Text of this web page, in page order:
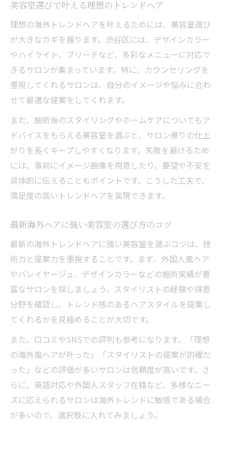
美容室選びで叶える理想のトレンドヘア
理想の海外トレンドヘアを叶えるためには、美容室選び
が大きなカギを握ります。渋谷区には、デザインカラー
やハイライト、ブリーチなど、多彩なメニューに対応で
きるサロンが集まっています。特に、カウンセリングを
重視してくれるサロンは、自分のイメージや悩みに合わ
せて最適な提案をしてくれます。
また、施術後のスタイリングやホームケアについてもア
ドバイスをもらえる美容室を選ぶと、サロン帰りの仕上
がりを長くキープしやすくなります。失敗を避けるため
には、事前にイメージ画像を用意したり、要望や不安を
具体的に伝えることもポイントです。こうした工夫で、
満足度の高いトレンドヘアを実現できます。
最新海外ヘアに強い美容室の選び方のコツ
最新の海外トレンドヘアに強い美容室を選ぶコツは、技
術力と提案力を重視することです。まず、外国人風ヘア
やバレイヤージュ、デザインカラーなどの施術実績が豊
富なサロンを探しましょう。スタイリストの経験や得意
分野を確認し、トレンド感のあるヘアスタイルを提案し
てくれるかを見極めることが大切です。
また、口コミやSNSでの評判も参考になります。「理想
の海外風ヘアが叶った」「スタイリストの提案が的確だ
った」などの評価が多いサロンは信頼度が高いです。さ
らに、英語対応や外国人スタッフ在籍など、多様なニー
ズに応えられるサロンは海外トレンドに敏感である場合
が多いので、選択肢に入れてみましょう。